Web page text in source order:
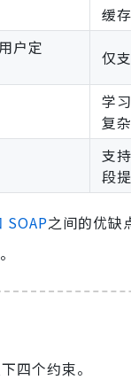
缓
户定
仅
学
复
支
段
SOAP之间的优缺
四个约束。